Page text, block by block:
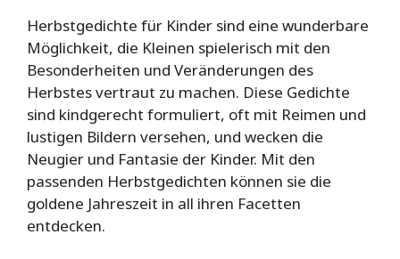
Herbstgedichte für Kinder sind eine wunderbare
Möglichkeit, die Kleinen spielerisch mit den
Besonderheiten und Veränderungen des
Herbstes vertraut zu machen. Diese Gedichte
sind kindgerecht formuliert, oft mit Reimen und
lustigen Bildern versehen, und wecken die
Neugier und Fantasie der Kinder. Mit den
passenden Herbstgedichten können sie die
goldene Jahreszeit in all ihren Facetten
entdecken.